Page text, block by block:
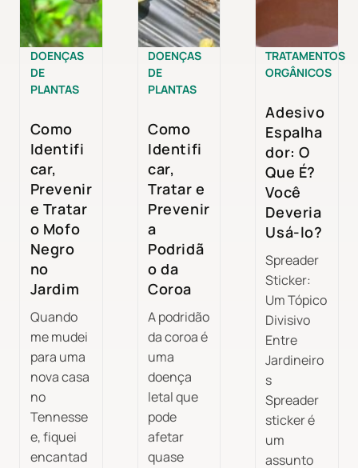
DOENÇAS
DE
PLANTAS
Como
Identifi
car,
Prevenir
e Tratar
o Mofo
Negro
no
Jardim
Quando
me mudei
para uma
nova casa
no
Tennesse
e, fiquei
encantad
DOENÇAS
DE
PLANTAS
Como
Identifi
car,
Tratar e
Prevenir
a
Podridã
o da
Coroa
A podridão
da coroa é
uma
doença
letal que
pode
afetar
quase
TRATAMENTOS
ORGÂNICOS
Adesivo
Espalha
dor: O
Que É?
Você
Deveria
Usá-lo?
Spreader
Sticker:
Um Tópico
Divisivo
Entre
Jardineiro
s
Spreader
sticker é
um
assunto